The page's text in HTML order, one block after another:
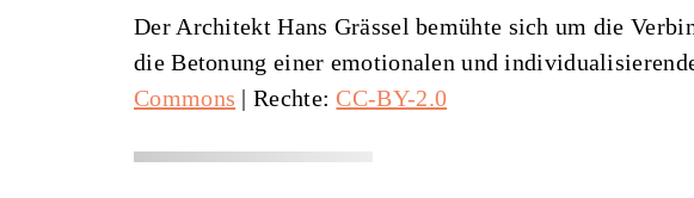
Der Architekt Hans Grässel bemühte sich um die
die Betonung einer emotionalen und
Commons | Rechte:CC-BY-2.0